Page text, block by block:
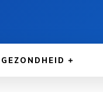
GEZONDHEID